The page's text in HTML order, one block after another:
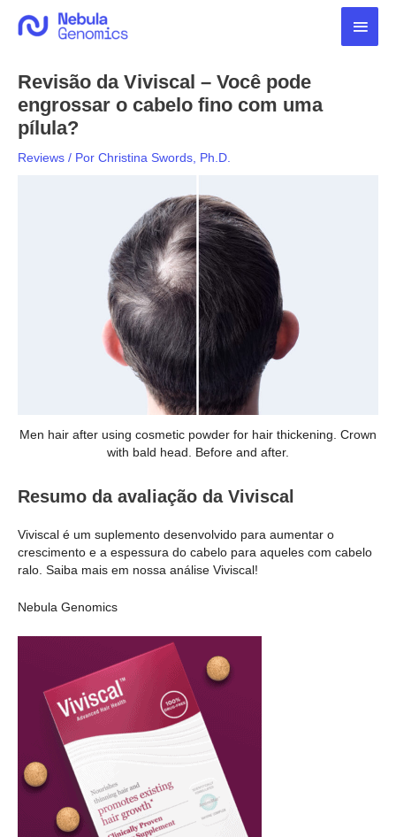
para
Revisão da Viviscal – Você pode
engrossar o cabelo fino com uma
pílula?
Reviews / Por Christina Swords, Ph.D.
Men hair after using cosmetic powder for hair thickening. Crown
with bald head. Before and after.
Resumo da avaliação da Viviscal
Viviscal é um suplemento desenvolvido para aumentar o
crescimento e a espessura do cabelo para aqueles com cabelo
ralo. Saiba mais em nossa análise Viviscal!
Nebula Genomics